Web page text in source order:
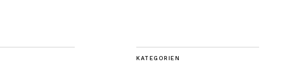
KATEGORIEN